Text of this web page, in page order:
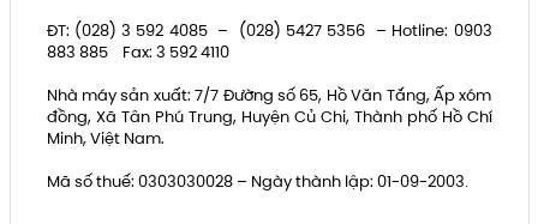
ĐT: (028) 3 592 4085 – (028) 5427 5356 – Hotline: 0903
883 885 Fax: 3 592 4110
Nhà máy sản xuất: 7/7 Đường số 65, Hồ Văn Tắng, Ấp xóm
đồng, Xã Tân Phú Trung, Huyện Củ Chi, Thành phố Hồ Chí
Minh, Việt Nam.
Mã số thuế: 0303030028 – Ngày thành lập: 01-09-2003.